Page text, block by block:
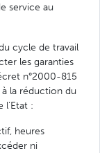
service au
cycle de travail
les garanties
n°2000-815
la réduction du
:
heures
ni